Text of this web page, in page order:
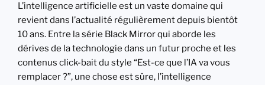
L’intelligence artificielle est un vaste domaine qui
revient dans l’actualité régulièrement depuis bientôt
10 ans. Entre la série Black Mirror qui aborde les
dérives de la technologie dans un futur proche et les
contenus click-bait du style “Est-ce que l’IA va vous
remplacer ?”, une chose est sûre, l’intelligence